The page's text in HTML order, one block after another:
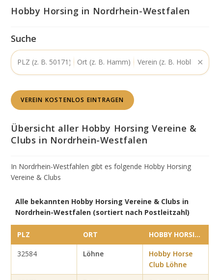
Hobby Horsing in Nordrhein-Westfalen
Suche
✕
VEREIN KOSTENLOS EINTRAGEN
Übersicht aller Hobby Horsing Vereine &
Clubs in Nordrhein-Westfalen
In Nordrhein-Westfahlen gibt es folgende Hobby Horsing
Vereine & Clubs
Tabelle:
Hobby
Horsing
Vereine
Nordrhein-
Alle bekannten Hobby Horsing Vereine & Clubs in
Nordrhein-Westfalen (sortiert nach Postleitzahl)
PLZ ORT HOBBY HORSING VEREIN
32584 Löhne
Hobby Horse
Club Löhne